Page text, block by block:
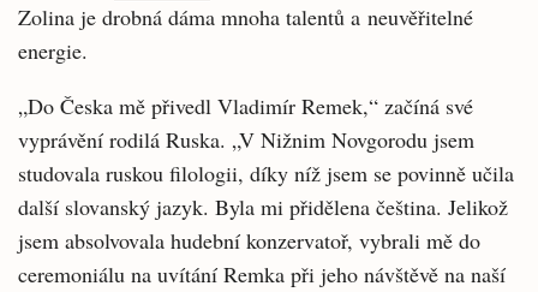
Zolina je drobná dáma mnoha talentů a neuvěřitelné
energie.
„Do Česka mě přivedl Vladimír Remek,“ začíná své
vyprávění rodilá Ruska. „V Nižnim Novgorodu jsem
studovala ruskou filologii, díky níž jsem se povinně učila
další slovanský jazyk. Byla mi přidělena čeština. Jelikož
jsem absolvovala hudební konzervatoř, vybrali mě do
ceremoniálu na uvítání Remka při jeho návštěvě na naší